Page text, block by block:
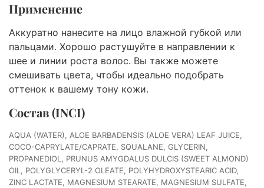
Применение
Аккуратно нанесите на лицо влажной губкой или
пальцами. Хорошо растушуйте в направлении к
шее и линии роста волос. Вы также можете
смешивать цвета, чтобы идеально подобрать
оттенок к вашему тону кожи.
Состав (INCI)
AQUA (WATER), ALOE BARBADENSIS (ALOE VERA) LEAF JUICE,
COCO-CAPRYLATE/CAPRATE, SQUALANE, GLYCERIN,
PROPANEDIOL, PRUNUS AMYGDALUS DULCIS (SWEET ALMOND)
OIL, POLYGLYCERYL-2 OLEATE, POLYHYDROXYSTEARIC ACID,
ZINC LACTATE, MAGNESIUM STEARATE, MAGNESIUM SULFATE,